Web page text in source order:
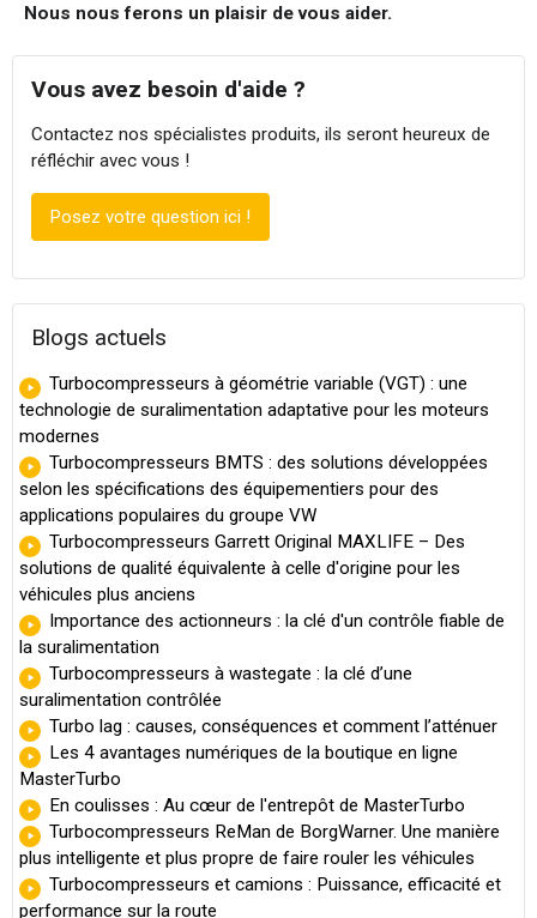
Nous nous ferons un plaisir de vous aider.
Vous avez besoin d'aide ?
Contactez nos spécialistes produits, ils seront heureux de
réfléchir avec vous !
Posez votre question ici !
Blogs actuels
Turbocompresseurs à géométrie variable (VGT) : une
technologie de suralimentation adaptative pour les moteurs
modernes
Turbocompresseurs BMTS : des solutions développées
selon les spécifications des équipementiers pour des
applications populaires du groupe VW
Turbocompresseurs Garrett Original MAXLIFE – Des
solutions de qualité équivalente à celle d'origine pour les
véhicules plus anciens
Importance des actionneurs : la clé d'un contrôle fiable de
la suralimentation
Turbocompresseurs à wastegate : la clé d’une
suralimentation contrôlée
Turbo lag : causes, conséquences et comment l’atténuer
Les 4 avantages numériques de la boutique en ligne
MasterTurbo
En coulisses : Au cœur de l'entrepôt de MasterTurbo
Turbocompresseurs ReMan de BorgWarner. Une manière
plus intelligente et plus propre de faire rouler les véhicules
Turbocompresseurs et camions : Puissance, efficacité et
performance sur la route